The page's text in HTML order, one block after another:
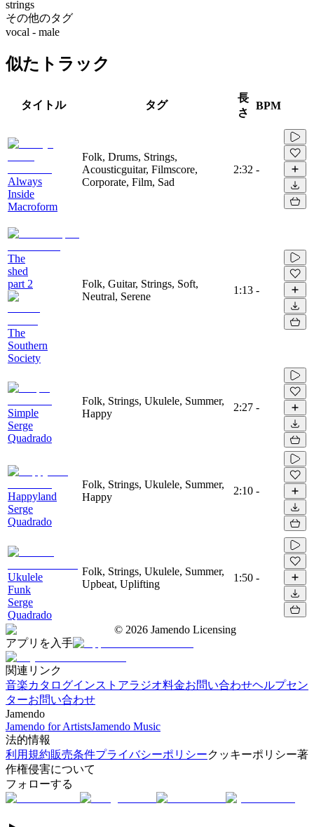
strings
その他のタグ
vocal - male
似たトラック
タイトル タグ
長
さ
BPM
Always
Inside
Macroform
Folk, Drums, Strings,
Acousticguitar, Filmscore,
Corporate, Film, Sad
2:32 -
The
shed
part 2
The
Southern
Society
Folk, Guitar, Strings, Soft,
Neutral, Serene
1:13 -
Simple
Serge
Quadrado
Folk, Strings, Ukulele, Summer,
Happy
2:27 -
Happyland
Serge
Quadrado
Folk, Strings, Ukulele, Summer,
Happy
2:10 -
Ukulele
Funk
Serge
Quadrado
Folk, Strings, Ukulele, Summer,
Upbeat, Uplifting
1:50 -
© 2026 Jamendo Licensing
アプリを入手
関連リンク
音楽カタログインストアラジオ料金お問い合わせヘルプセン
ターお問い合わせ
Jamendo
Jamendo for ArtistsJamendo Music
法的情報
利用規約販売条件プライバシーポリシークッキーポリシー著
作権侵害について
フォローする